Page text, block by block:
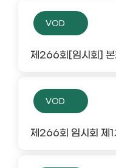
VOD
제266회[임시회]
VOD
제266회 임시회 제1